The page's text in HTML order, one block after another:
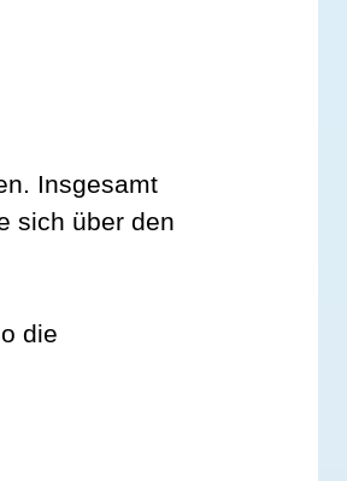
Insgesamt
sich über den
die